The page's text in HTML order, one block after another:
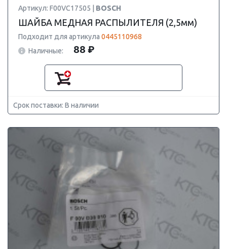
Артикул: F00VC17505 | BOSCH
ШАЙБА МЕДНАЯ РАСПЫЛИТЕЛЯ (2,5мм)
Подходит для артикула 0445110968
Наличные:
88 ₽
Срок поставки: В наличии